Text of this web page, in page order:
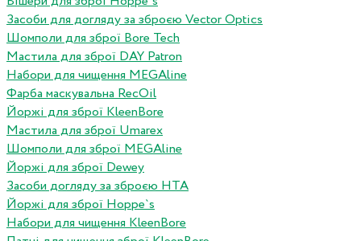
Засоби для догляду за зброєю Vector Optics
Шомполи для зброї Bore Tech
Мастила для зброї DAY Patron
Набори для чищення MEGAline
Фарба маскувальна RecOil
Йоржі для зброї KleenBore
Мастила для зброї Umarex
Шомполи для зброї MEGAline
Йоржі для зброї Dewey
Засоби догляду за зброєю HTA
Йоржі для зброї Hoppe`s
Набори для чищення KleenBore